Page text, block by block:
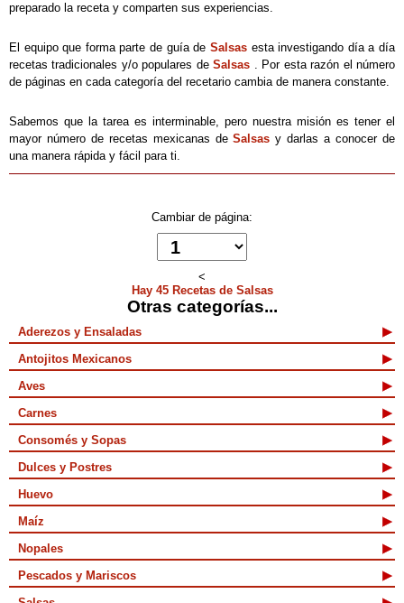
preparado la receta y comparten sus experiencias.
El equipo que forma parte de guía de Salsasesta investigando día a día
recetas tradicionales y/o populares deSalsas . Por esta razón el número
de páginas en cada categoría del recetario cambia de manera constante.
Sabemos que la tarea es interminable, pero nuestra misión es tener el
mayor número de recetas mexicanas deSalsas y darlas a conocer de
una manera rápida y fácil para ti.
Cambiar de página:
<
Hay 45 Recetas de Salsas
Otras categorías...
Aderezos y Ensaladas
Antojitos Mexicanos
Aves
Carnes
Consomés y Sopas
Dulces y Postres
Huevo
Maíz
Nopales
Pescados y Mariscos